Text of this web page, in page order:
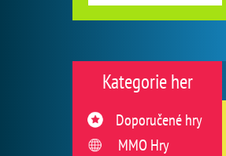
Kategorie her
Doporučené hry
MMO Hry